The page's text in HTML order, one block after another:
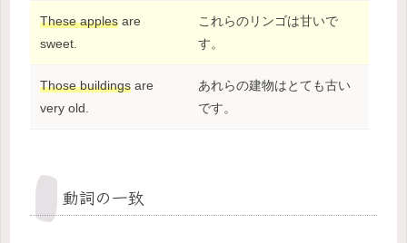
These apples are
sweet.
これらのリンゴは甘いで
す。
Those buildings are
very old.
あれらの建物はとても古い
です。
動詞の一致